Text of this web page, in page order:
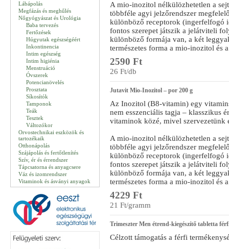
Lábápolás
Megfázás és meghűlés
Nőgyógyászat és Urológia
Baba tervezés
Fertőzések
Húgyutak egészségéért
Inkontinencia
Intim egészség
Intim higiénia
Menstruáció
Óvszerek
Potencianövelés
Prosztata
Síkosítók
Tamponok
Teák
Tesztek
Változókor
Orvostechnikai eszközök és
tartozékaik
Otthonápolás
Szájápolás és fertőtlenítés
Szív, ér és érrendszer
Tápcsatorna és anyagcsere
Váz és izomrendszer
Vitaminok és ásványi anyagok
A mio-inozitol nélkülözhetetlen a
többféle agyi jelzőrendszer
különböző receptorok (ingerfelfogó
fontos szerepet játszik a jelátviteli
különböző formája van, a két
természetes forma a mio-inozitol és
2590 Ft
26 Ft/db
Jutavit Mio-Inozitol – por 200 g
Az Inozitol (B8-vitamin) egy
nem esszenciális tagja – klasszikus
vitaminok közé, mivel szervezetünk
A mio-inozitol nélkülözhetetlen a
többféle agyi jelzőrendszer
különböző receptorok (ingerfelfogó
fontos szerepet játszik a jelátviteli
különböző formája van, a két
természetes forma a mio-inozitol és
4229 Ft
21 Ft/gramm
Trimeszter Men étrend-kiegészítő tabletta
Célzott támogatás a férfi